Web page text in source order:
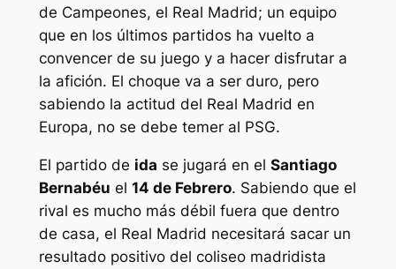
de Campeones, el Real Madrid; un equipo
que en los últimos partidos ha vuelto a
convencer de su juego y a hacer disfrutar a
la afición. El choque va a ser duro, pero
sabiendo la actitud del Real Madrid en
Europa, no se debe temer al PSG.
El partido de ida se jugará en el Santiago
Bernabéu el 14 de Febrero. Sabiendo que el
rival es mucho más débil fuera que dentro
de casa, el Real Madrid necesitará sacar un
resultado positivo del coliseo madridista